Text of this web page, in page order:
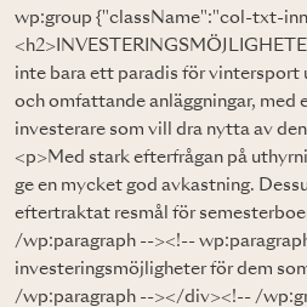
wp:group {"className":"col-txt-
inte bara ett paradis för
och omfattande anläggningar,
investerare som vill dra nytta av
<p>Med stark efterfrågan på
ge en mycket god avkastning.
eftertraktat resmål för
/wp:paragraph --><!--
investeringsmöjligheter för dem
/wp:paragraph --></div><!-- /